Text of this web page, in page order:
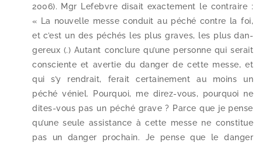
2006). Mgr Lefebvre disait exac­te­ment le contraire :
« La nou­velle messe conduit au péché contre la foi,
et c’est un des péchés les plus graves, les plus dan­
ge­reux (.) Autant conclure qu’une per­sonne qui serait
consciente et aver­tie du dan­ger de cette messe, et
qui s’y ren­drait, ferait cer­tai­ne­ment au moins un
péché véniel. Pourquoi, me direz-​vous, pour­quoi ne
dites-​vous pas un péché grave ? Parce que je pense
qu’une seule assis­tance à cette messe ne consti­tue
pas un dan­ger pro­chain. Je pense que le dan­ger